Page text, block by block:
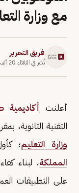
مع وزارة
فريق التحرير
نُشر في الثلاثاء 20 أغسطس 2024
أعلنت أكاديمية
التقنية الثانوية،
وزارة التعليم؛
المملكة، لبناء
على التطبيقات